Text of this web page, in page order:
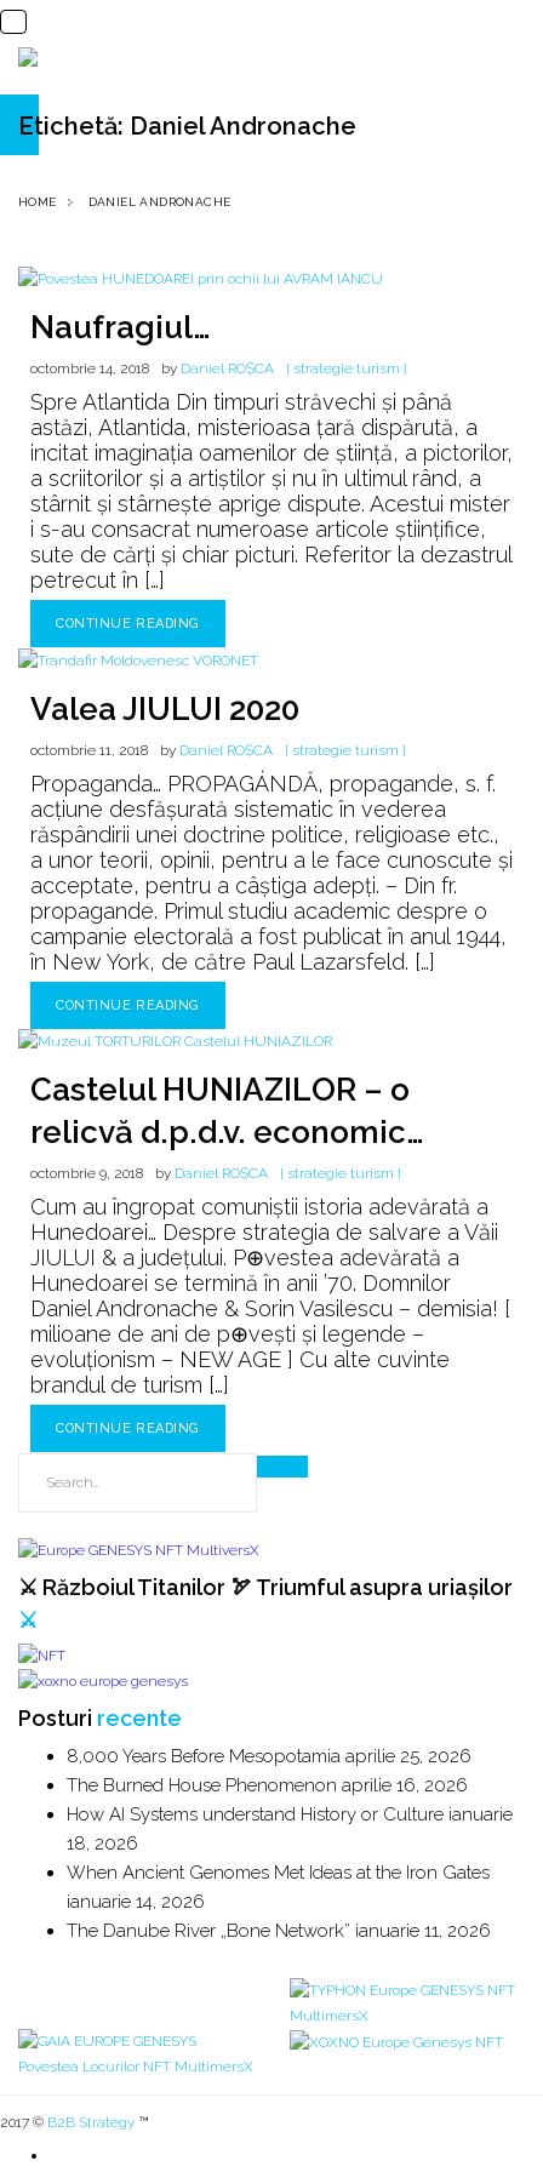
Etichetă: Daniel Andronache
HOME DANIEL ANDRONACHE
Naufragiul…
octombrie 14, 2018 by Daniel ROȘCA [ strategie turism ]
Spre Atlantida Din timpuri străvechi și până
astăzi, Atlantida, misterioasa țară dispărută, a
incitat imaginația oamenilor de știință, a pictorilor,
a scriitorilor și a artiștilor și nu în ultimul rând, a
stârnit și stârnește aprige dispute. Acestui mister
i s-au consacrat numeroase articole științifice,
sute de cărți și chiar picturi. Referitor la dezastrul
petrecut în […]
CONTINUE READING
Valea JIULUI 2020
octombrie 11, 2018 by Daniel ROȘCA [ strategie turism ]
Propaganda… PROPAGÁNDĂ, propagande, s. f.
acțiune desfășurată sistematic în vederea
răspândirii unei doctrine politice, religioase etc.,
a unor teorii, opinii, pentru a le face cunoscute și
acceptate, pentru a câștiga adepți. – Din fr.
propagande. Primul studiu academic despre o
campanie electorală a fost publicat în anul 1944,
în New York, de către Paul Lazarsfeld. […]
CONTINUE READING
Castelul HUNIAZILOR – o
relicvă d.p.d.v. economic…
octombrie 9, 2018 by Daniel ROȘCA [ strategie turism ]
Cum au îngropat comuniștii istoria adevărată a
Hunedoarei… Despre strategia de salvare a Văii
JIULUI & a județului. P⊕vestea adevărată a
Hunedoarei se termină în anii ’70. Domnilor
Daniel Andronache & Sorin Vasilescu – demisia! [
milioane de ani de p⊕vești și legende –
evoluționism – NEW AGE ] Cu alte cuvinte
brandul de turism […]
CONTINUE READING
⚔️ Războiul Titanilor 🏹 Triumful asupra uriașilor
⚔️
Posturi recente
8,000 Years Before Mesopotamia aprilie 25, 2026
The Burned House Phenomenon aprilie 16, 2026
How AI Systems understand History or Culture ianuarie
18, 2026
When Ancient Genomes Met Ideas at the Iron Gates
ianuarie 14, 2026
The Danube River „Bone Network” ianuarie 11, 2026
2017 © B2B Strategy ™